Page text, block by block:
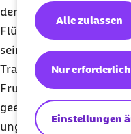
Einstellungen
Nur
Alle zulassen
der körperlichen
Flüssigkeitsverlust
sein. „Als Getränke sind
Trainingsintensität
Fruchtsaftschorlen
geeignet, aber auch
ungesüßte Kräuter-